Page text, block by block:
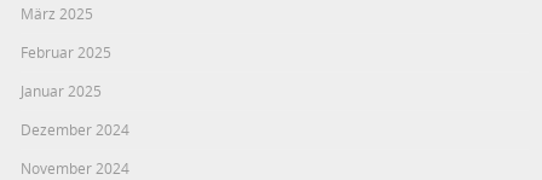
März 2025
Februar 2025
Januar 2025
Dezember 2024
November 2024